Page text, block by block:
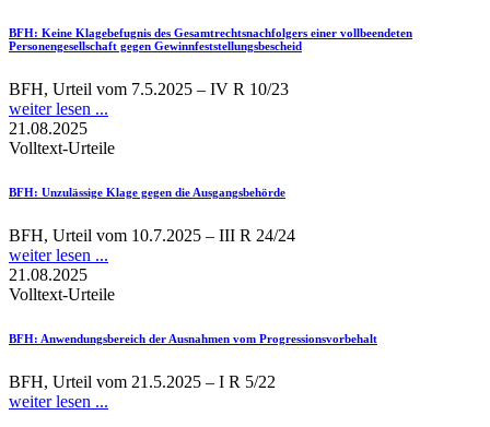
BFH: Keine Klagebefugnis des Gesamtrechtsnachfolgers einer vollbeendeten
Personengesellschaft gegen Gewinnfeststellungsbescheid
BFH, Urteil vom 7.5.2025 – IV R 10/23
weiter lesen ...
21.08.2025
Volltext-Urteile
BFH: Unzulässige Klage gegen die Ausgangsbehörde
BFH, Urteil vom 10.7.2025 – III R 24/24
weiter lesen ...
21.08.2025
Volltext-Urteile
BFH: Anwendungsbereich der Ausnahmen vom Progressionsvorbehalt
BFH, Urteil vom 21.5.2025 – I R 5/22
weiter lesen ...